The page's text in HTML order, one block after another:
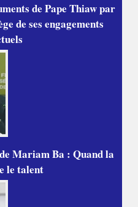
de Pape Thiaw par
de ses engagements
Mariam Ba : Quand la
le talent